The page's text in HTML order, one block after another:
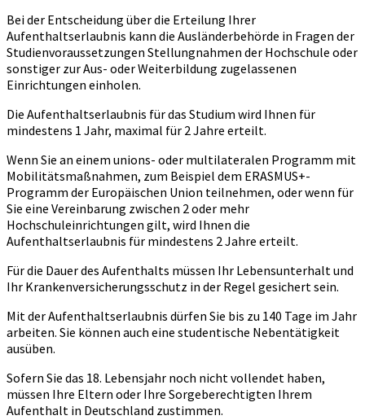
Bei der Entscheidung über die Erteilung Ihrer
Aufenthaltserlaubnis kann die Ausländerbehörde in Fragen der
Studienvoraussetzungen Stellungnahmen der Hochschule oder
sonstiger zur Aus- oder Weiterbildung zugelassenen
Einrichtungen einholen.
Die Aufenthaltserlaubnis für das Studium wird Ihnen für
mindestens 1 Jahr, maximal für 2 Jahre erteilt.
Wenn Sie an einem unions- oder multilateralen Programm mit
Mobilitätsmaßnahmen, zum Beispiel dem ERASMUS+-
Programm der Europäischen Union teilnehmen, oder wenn für
Sie eine Vereinbarung zwischen 2 oder mehr
Hochschuleinrichtungen gilt, wird Ihnen die
Aufenthaltserlaubnis für mindestens 2 Jahre erteilt.
Für die Dauer des Aufenthalts müssen Ihr Lebensunterhalt und
Ihr Krankenversicherungsschutz in der Regel gesichert sein.
Mit der Aufenthaltserlaubnis dürfen Sie bis zu 140 Tage im Jahr
arbeiten. Sie können auch eine studentische Nebentätigkeit
ausüben.
Sofern Sie das 18. Lebensjahr noch nicht vollendet haben,
müssen Ihre Eltern oder Ihre Sorgeberechtigten Ihrem
Aufenthalt in Deutschland zustimmen.